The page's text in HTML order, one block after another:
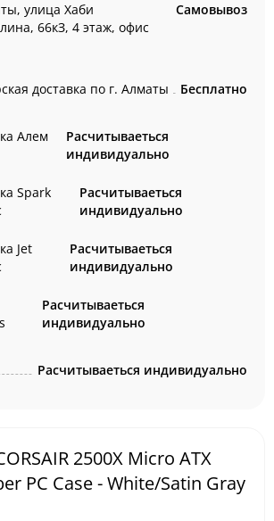
улица Хаби
66кЗ, 4 этаж, офис
Самовывоз
доставка по г. Алматы Бесплатно
Алем
Расчитываеться
индивидуально
Spark
Расчитываеться
индивидуально
Jet
Расчитываеться
индивидуально
Расчитываеться
индивидуально
Расчитываеться индивидуально
2500X Micro ATX
PC Case - White/Satin Gray